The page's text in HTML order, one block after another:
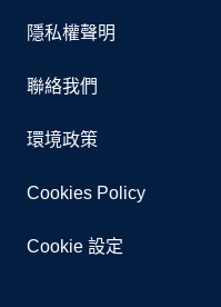
隱私權聲明
聯絡我們
環境政策
Cookies Policy
Cookie 設定